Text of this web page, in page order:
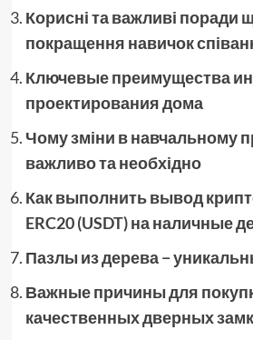
Корисні та важливі поради
покращення навичок
Ключевые преимущества
проектирования дома
Чому зміни в навчальному
важливо та необхідно
Как выполнить вывод
ERC20 (USDT) на наличные
Пазлы из дерева −
Важные причины для
качественных дверных